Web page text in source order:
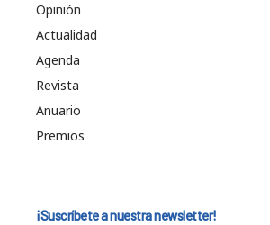
Opinión
Actualidad
Agenda
Revista
Anuario
Premios
¡Suscríbete a nuestra newsletter!